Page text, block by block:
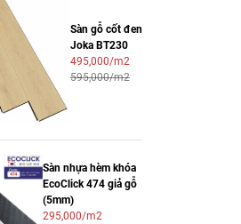
Sàn gỗ cốt đen
Joka BT230
495,000/m2
595,000/m2
Sàn nhựa hèm khóa
EcoClick 474 giả gỗ
(5mm)
295,000/m2